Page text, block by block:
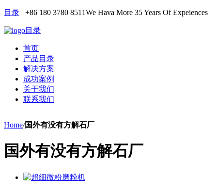
目录 +86 180 3780 8511We Hava More 35 Years Of Expeiences
目录
首页
产品目录
解决方案
成功案例
关于我们
联系我们
Home/国外有没有方解石厂
国外有没有方解石厂